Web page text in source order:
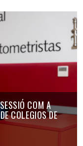
COM A
COLEGIOS DE